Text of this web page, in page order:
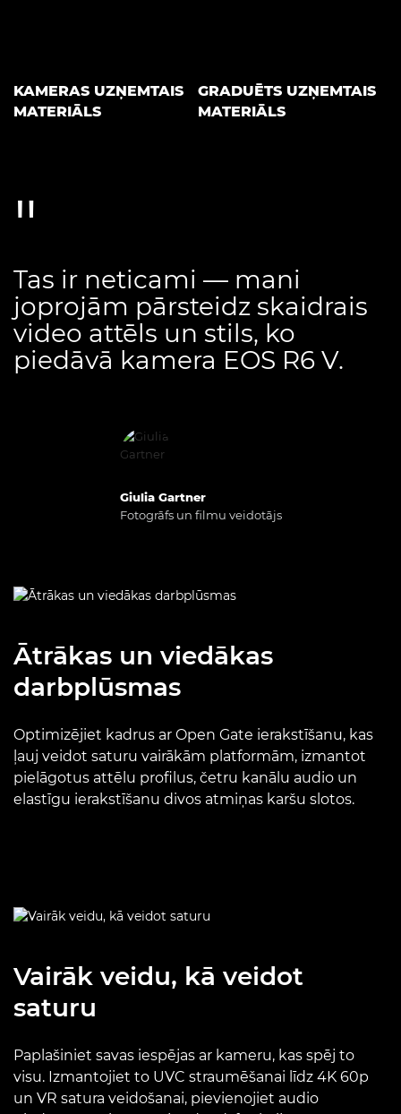
KAMERAS UZŅEMTAIS
MATERIĀLS
GRADUĒTS UZŅEMTAIS
MATERIĀLS
Giulia Gartner
Fotogrāfs un filmu veidotājs
Tas ir neticami — mani
joprojām pārsteidz skaidrais
video attēls un stils, ko
piedāvā kamera EOS R6 V.
Ātrākas un viedākas
darbplūsmas
Optimizējiet kadrus ar Open Gate ierakstīšanu, kas
ļauj veidot saturu vairākām platformām, izmantot
pielāgotus attēlu profilus, četru kanālu audio un
elastīgu ierakstīšanu divos atmiņas karšu slotos.
Vairāk veidu, kā veidot
saturu
Paplašiniet savas iespējas ar kameru, kas spēj to
visu. Izmantojiet to UVC straumēšanai līdz 4K 60p
un VR satura veidošanai, pievienojiet audio